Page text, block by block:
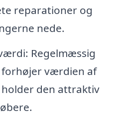
reparationer og
nede.
Regelmæssig
værdien af
den attraktiv